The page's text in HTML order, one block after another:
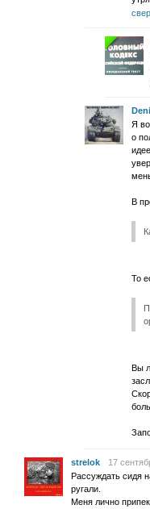
Я
о
В
То
Вы
strelok
17
Рассуждать сидя
ругали.
Меня лично